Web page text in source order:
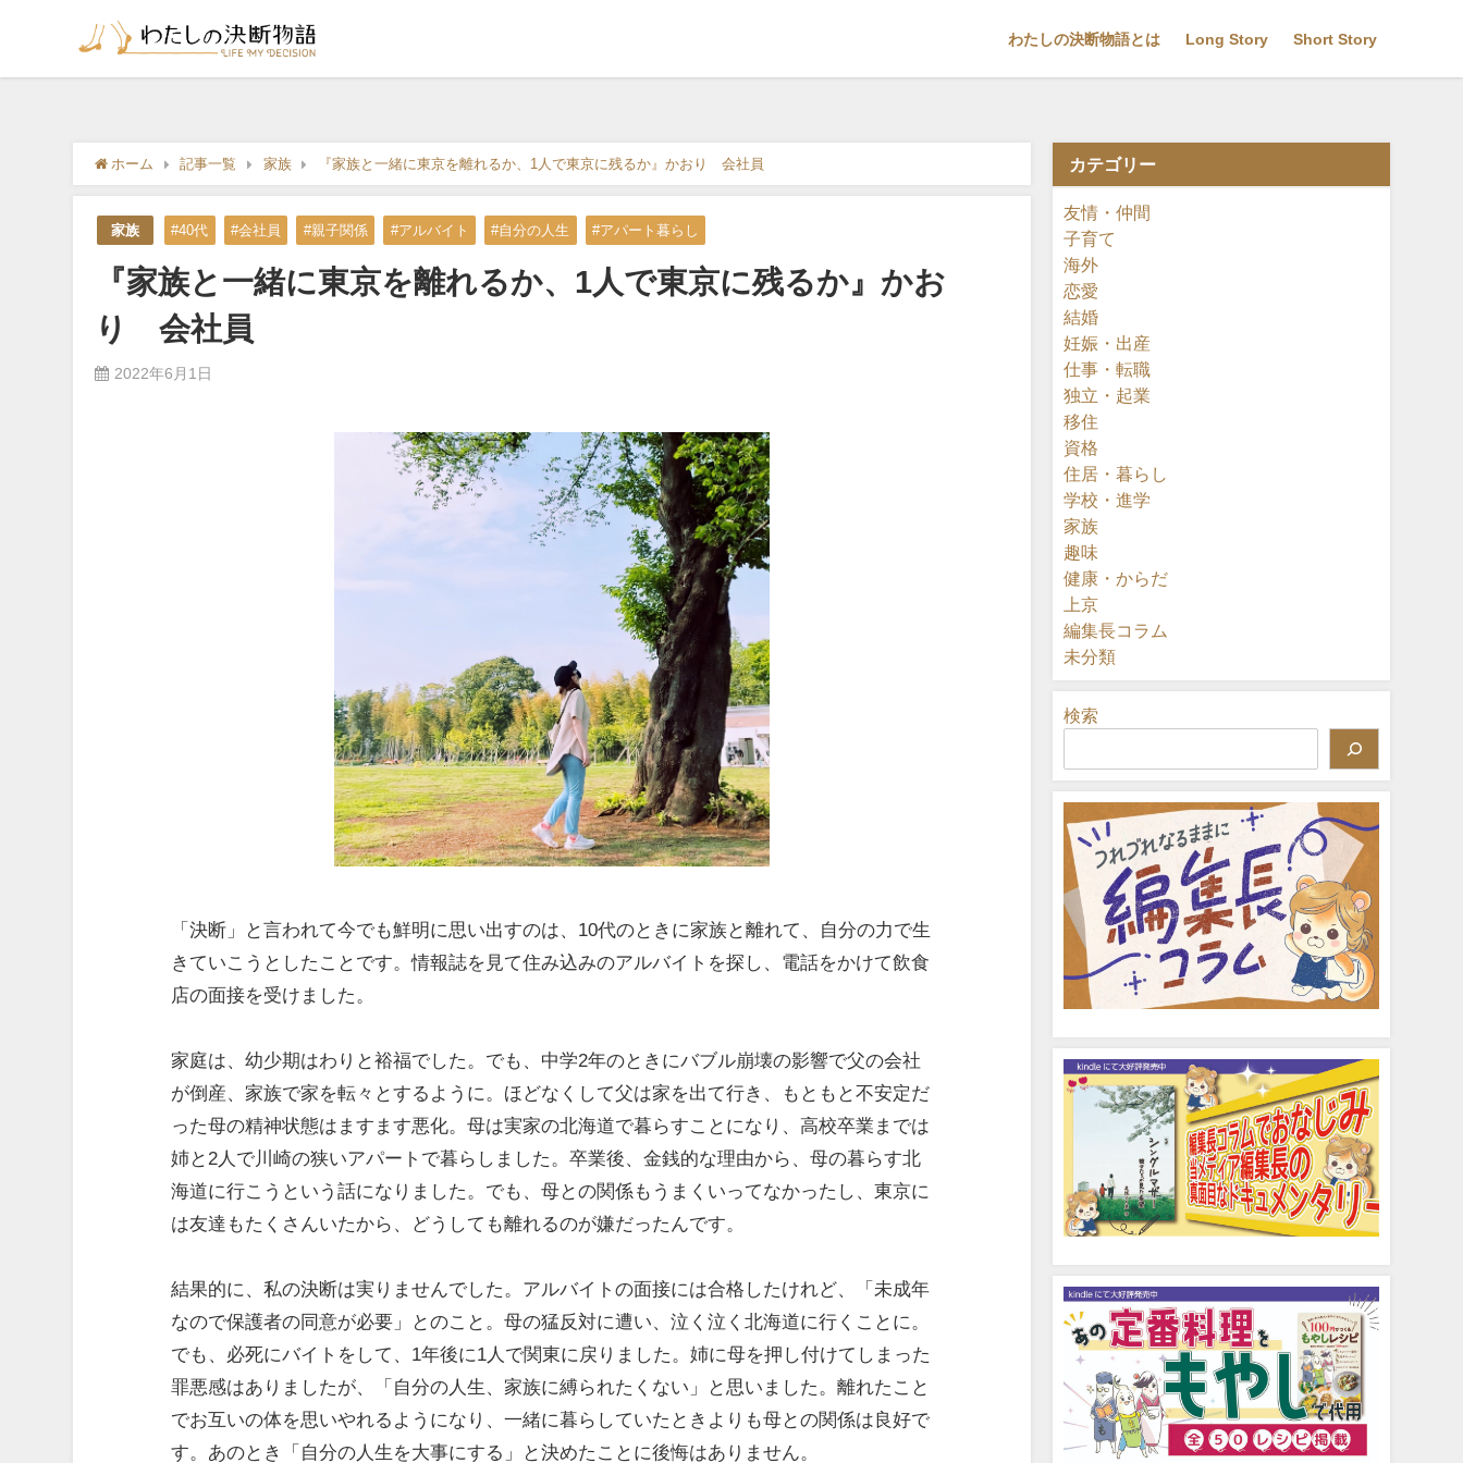
わたしの決断物語とは Long Story Short Story
ホーム 記事一覧 家族 『家族と一緒に東京を離れるか、1人で東京に残るか』かおり 会社員
家族 #40代 #会社員 #親子関係 #アルバイト #自分の人生 #アパート暮らし
『家族と一緒に東京を離れるか、1人で東京に残るか』かお
り 会社員
2022年6月1日
「決断」と言われて今でも鮮明に思い出すのは、10代のときに家族と離れて、自分の力で生
きていこうとしたことです。情報誌を見て住み込みのアルバイトを探し、電話をかけて飲食
店の面接を受けました。
家庭は、幼少期はわりと裕福でした。でも、中学2年のときにバブル崩壊の影響で父の会社
が倒産、家族で家を転々とするように。ほどなくして父は家を出て行き、もともと不安定だ
った母の精神状態はますます悪化。母は実家の北海道で暮らすことになり、高校卒業までは
姉と2人で川崎の狭いアパートで暮らしました。卒業後、金銭的な理由から、母の暮らす北
海道に行こうという話になりました。でも、母との関係もうまくいってなかったし、東京に
は友達もたくさんいたから、どうしても離れるのが嫌だったんです。
結果的に、私の決断は実りませんでした。アルバイトの面接には合格したけれど、「未成年
なので保護者の同意が必要」とのこと。母の猛反対に遭い、泣く泣く北海道に行くことに。
でも、必死にバイトをして、1年後に1人で関東に戻りました。姉に母を押し付けてしまった
罪悪感はありましたが、「自分の人生、家族に縛られたくない」と思いました。離れたこと
でお互いの体を思いやれるようになり、一緒に暮らしていたときよりも母との関係は良好で
す。あのとき「自分の人生を大事にする」と決めたことに後悔はありません。
カテゴリー
友情・仲間
子育て
海外
恋愛
結婚
妊娠・出産
仕事・転職
独立・起業
移住
資格
住居・暮らし
学校・進学
家族
趣味
健康・からだ
上京
編集長コラム
未分類
検索